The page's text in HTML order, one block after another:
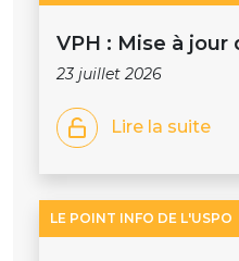
VPH : Mise à jour
23 juillet 2026
Lire la suite
LE POINT INFO DE L'USPO